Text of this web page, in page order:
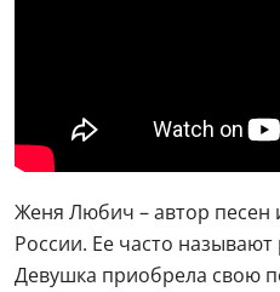
Женя Любич – автор песен
России. Ее часто
Девушка приобрела свою